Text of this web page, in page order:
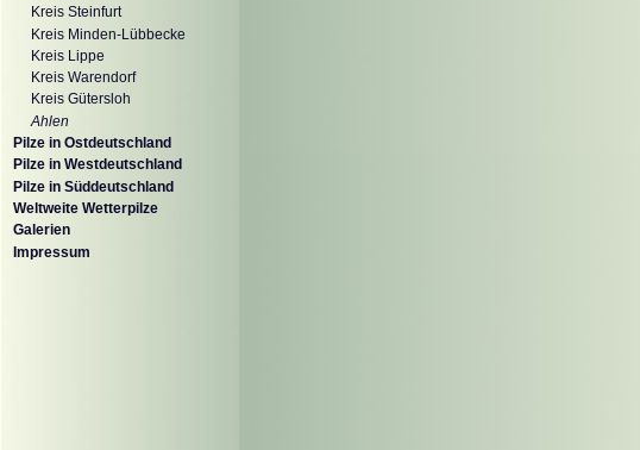
Kreis Steinfurt
Kreis Minden-Lübbecke
Kreis Lippe
Kreis Warendorf
Kreis Gütersloh
Ahlen
Pilze in Ostdeutschland
Pilze in Westdeutschland
Pilze in Süddeutschland
Weltweite Wetterpilze
Galerien
Impressum